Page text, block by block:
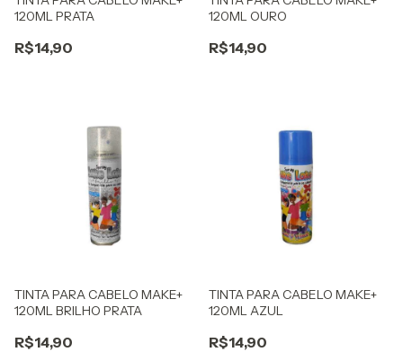
120ML PRATA
R$14,90
120ML OURO
R$14,90
TINTA PARA CABELO MAKE+
120ML BRILHO PRATA
R$14,90
TINTA PARA CABELO MAKE+
120ML AZUL
R$14,90